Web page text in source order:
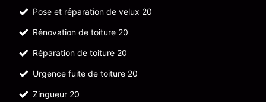
Pose et réparation de velux 20
Rénovation de toiture 20
Réparation de toiture 20
Urgence fuite de toiture 20
Zingueur 20